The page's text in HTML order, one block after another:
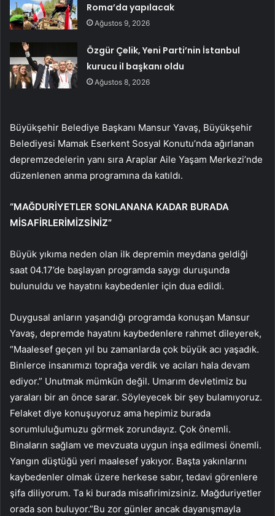
Roma’da yapılacak
Ağustos 9, 2026
Özgür Çelik, Yeni Parti’nin İstanbul
kurucu il başkanı oldu
Ağustos 8, 2026
Büyükşehir Belediye Başkanı Mansur Yavaş, Büyükşehir
Belediyesi Mamak Eserkent Sosyal Konutu’nda ağırlanan
depremzedelerin yanı sıra Araplar Aile Yaşam Merkezi’nde
düzenlenen anma programına da katıldı.
“MAĞDURİYETLER SONLANANA KADAR BURADA
MİSAFİRLERİMİZSİNİZ”
Büyük yıkıma neden olan ilk depremin meydana geldiği
saat 04.17’de başlayan programda saygı duruşunda
bulunuldu ve hayatını kaybedenler için dua edildi.
Duygusal anların yaşandığı programda konuşan Mansur
Yavaş, depremde hayatını kaybedenlere rahmet dileyerek,
“Maalesef geçen yıl bu zamanlarda çok büyük acı yaşadık.
Binlerce insanımızı toprağa verdik ve acıları hala devam
ediyor.” Unutmak mümkün değil. Umarım devletimiz bu
yaraları bir an önce sarar. Söyleyecek bir şey bulamıyoruz.
Felaket diye konuşuyoruz ama hepimiz burada
sorumluluğumuzu görmek zorundayız. Çok önemli.
Binaların sağlam ve mevzuata uygun inşa edilmesi önemli.
Yangın düştüğü yeri maalesef yakıyor. Başta yakınlarını
kaybedenler olmak üzere herkese sabır, tedavi görenlere
şifa diliyorum. Ta ki burada misafirimizsiniz. Mağduriyetler
orada son buluyor.”Bu zor günler ancak dayanışmayla